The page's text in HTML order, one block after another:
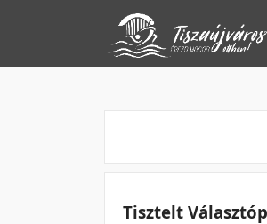
Tisztelt